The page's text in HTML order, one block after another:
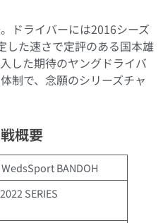
ドライバーには2016シーズ
した速さで定評のある国本雄
した期待のヤングドライバ
制で、念願のシリーズチャ
概要
WedsSport BANDOH
SERIES